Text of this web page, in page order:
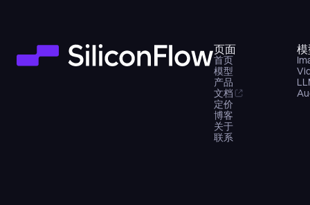
页面
首页
模型
产品
文档
定价
博客
关于
联系